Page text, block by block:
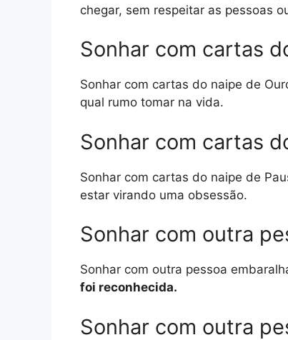
chegar, sem respeitar as pessoas
Sonhar com cartas
Sonhar com cartas do naipe de
qual rumo tomar na vida.
Sonhar com cartas
Sonhar com cartas do naipe de
estar virando uma obsessão.
Sonhar com outra
Sonhar com outra pessoa
foi reconhecida.
Sonhar com outra